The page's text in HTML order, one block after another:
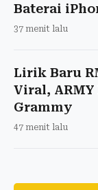
Baterai
37 menit lalu
Lirik Baru
Viral,
Grammy
47 menit lalu